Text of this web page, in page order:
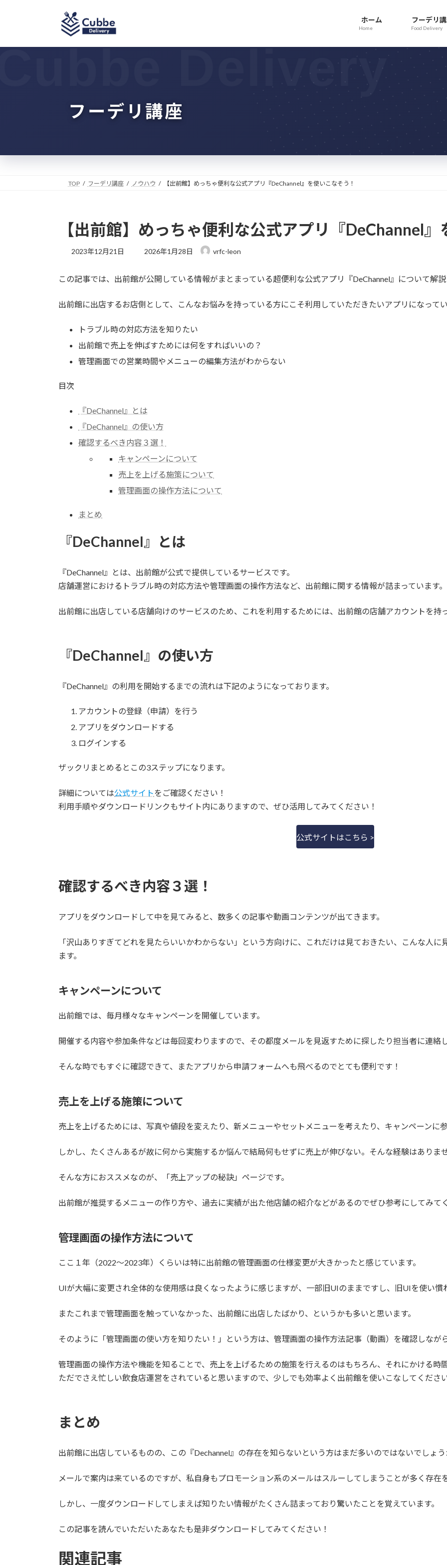
ホーム
Home
フーデリ
Food Delivery
フーデリ講座
TOP フーデリ講座 ノウハウ 【出前館】めっちゃ便利な公式アプリ『DeChannel』を使いこなそう！
【出前館】めっちゃ便利な公式アプリ『DeChannel』
2023年12月21日
最
新
時
:
2026年1月28日 vrfc-leon
この記事では、出前館が公開している情報がまとまっている超便利な公式アプリ『DeChannel』について解説
出前館に出店するお店側として、こんなお悩みを持っている方にこそ利用していただきたいアプリになってい
トラブル時の対応方法を知りたい
出前館で売上を伸ばすためには何をすればいいの？
管理画面での営業時間やメニューの編集方法がわからない
目次
『DeChannel』とは
『DeChannel』の使い方
確認するべき内容３選！
キャンペーンについて
売上を上げる施策について
管理画面の操作方法について
まとめ
『DeChannel』とは
『DeChannel』とは、出前館が公式で提供しているサービスです。
店舗運営におけるトラブル時の対応方法や管理画面の操作方法など、出前館に関する情報が詰まっています。
出前館に出店している店舗向けのサービスのため、これを利用するためには、出前館の店舗アカウントを持
『DeChannel』の使い方
『DeChannel』の利用を開始するまでの流れは下記のようになっております。
アカウントの登録（申請）を行う
アプリをダウンロードする
ログインする
ザックリまとめるとこの3ステップになります。
詳細については公式サイトをご確認ください！
利用手順やダウンロードリンクもサイト内にありますので、ぜひ活用してみてください！
公式サイトはこちら >
確認するべき内容３選！
アプリをダウンロードして中を見てみると、数多くの記事や動画コンテンツが出てきます。
「沢山ありすぎてどれを見たらいいかわからない」という方向けに、これだけは見ておきたい、こんな人
ます。
キャンペーンについて
出前館では、毎月様々なキャンペーンを開催しています。
開催する内容や参加条件などは毎回変わりますので、その都度メールを見返すために探したり担当者に連絡
そんな時でもすぐに確認できて、またアプリから申請フォームへも飛べるのでとても便利です！
売上を上げる施策について
売上を上げるためには、写真や値段を変えたり、新メニューやセットメニューを考えたり、キャンペーンに
しかし、たくさんあるが故に何から実施するか悩んで結局何もせずに売上が伸びない。そんな経験はありま
そんな方におススメなのが、「売上アップの秘訣」ページです。
出前館が推奨するメニューの作り方や、過去に実績が出た他店舗の紹介などがあるのでぜひ参考にしてみて
管理画面の操作方法について
ここ１年（2022～2023年）くらいは特に出前館の管理画面の仕様変更が大きかったと感じています。
UIが大幅に変更され全体的な使用感は良くなったように感じますが、一部旧UIのままですし、旧UIを使い慣
またこれまで管理画面を触っていなかった、出前館に出店したばかり、というかも多いと思います。
そのように「管理画面の使い方を知りたい！」という方は、管理画面の操作方法記事（動画）を確認しなが
管理画面の操作方法や機能を知ることで、売上を上げるための施策を行えるのはもちろん、それにかける時
ただでさえ忙しい飲食店運営をされていると思いますので、少しでも効率よく出前館を使いこなしてください
まとめ
出前館に出店しているものの、この『Dechannel』の存在を知らないという方はまだ多いのではないでしょう
メールで案内は来ているのですが、私自身もプロモーション系のメールはスルーしてしまうことが多く存在
しかし、一度ダウンロードしてしまえば知りたい情報がたくさん詰まっており驚いたことを覚えています。
この記事を読んでいただいたあなたも是非ダウンロードしてみてください！
関連記事